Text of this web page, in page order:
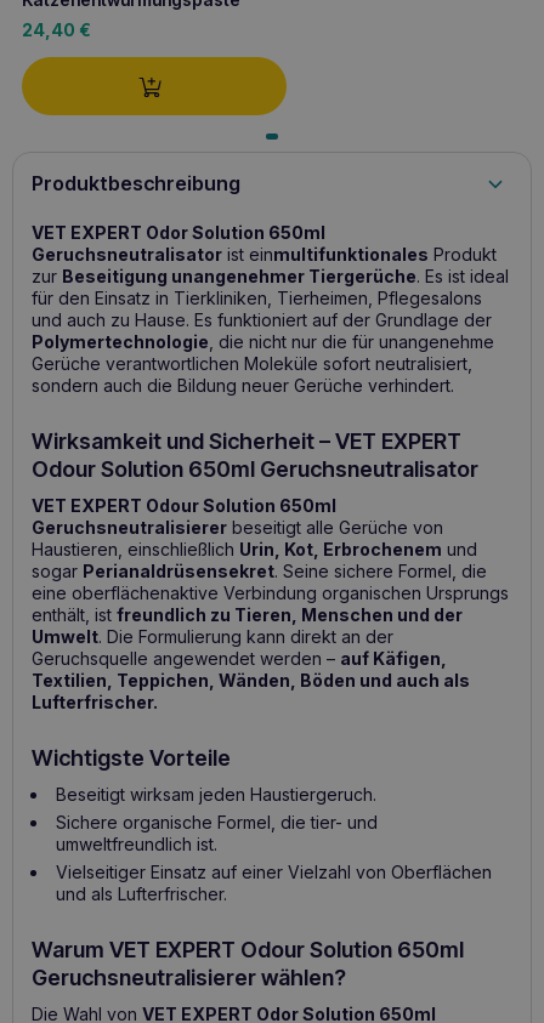
24,40 €
Produktbeschreibung
VET EXPERT Odor Solution 650ml
Geruchsneutralisator ist einmultifunktionales Produkt
zur Beseitigung unangenehmer Tiergerüche. Es ist ideal
für den Einsatz in Tierkliniken, Tierheimen, Pflegesalons
und auch zu Hause. Es funktioniert auf der Grundlage der
Polymertechnologie , die nicht nur die für unangenehme
Gerüche verantwortlichen Moleküle sofort neutralisiert,
sondern auch die Bildung neuer Gerüche verhindert.
Wirksamkeit und Sicherheit – VET EXPERT
Odour Solution 650ml Geruchsneutralisator
VET EXPERT Odour Solution 650ml
Geruchsneutralisierer beseitigt alle Gerüche von
Haustieren, einschließlich Urin, Kot, Erbrochenem und
sogar Perianaldrüsensekret. Seine sichere Formel, die
eine oberflächenaktive Verbindung organischen Ursprungs
enthält, ist freundlich zu Tieren, Menschen und der
Umwelt. Die Formulierung kann direkt an der
Geruchsquelle angewendet werden – auf Käfigen,
Textilien, Teppichen, Wänden, Böden und auch als
Lufterfrischer.
Wichtigste Vorteile
Beseitigt wirksam jeden Haustiergeruch.
Sichere organische Formel, die tier- und
umweltfreundlich ist.
Vielseitiger Einsatz auf einer Vielzahl von Oberflächen
und als Lufterfrischer.
Warum VET EXPERT Odour Solution 650ml
Geruchsneutralisierer wählen?
Die Wahl von VET EXPERT Odor Solution 650ml